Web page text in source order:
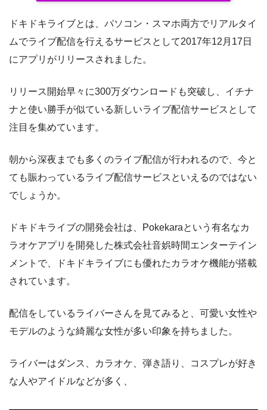
ドキドキライブとは、パソコン・スマホ両方でリアルタイ
ムでライブ配信を行えるサービスとして2017年12月17日
にアプリがリリースされました。
リリース開始早々に300万ダウンロードも突破し、イチナ
ナと使い勝手が似ている新しいライブ配信サービスとして
注目を集めています。
朝から深夜までも多くのライブ配信が行われるので、今と
ても賑わっているライブ配信サービスといえるのではない
でしょうか。
ドキドキライブの開発会社は、Pokekaraという有名なカ
ラオケアプリを開発した株式会社音娯時間エンターテイン
メントで、ドキドキライブにも優れたカラオケ機能が搭載
されています。
配信をしているライバーさんを見てみると、可愛い女性や
モデルのような綺麗な女性が多い印象を持ちました。
ライバーはダンス、カラオケ、弾き語り、コスプレが好き
な人やアイドルなどが多く、